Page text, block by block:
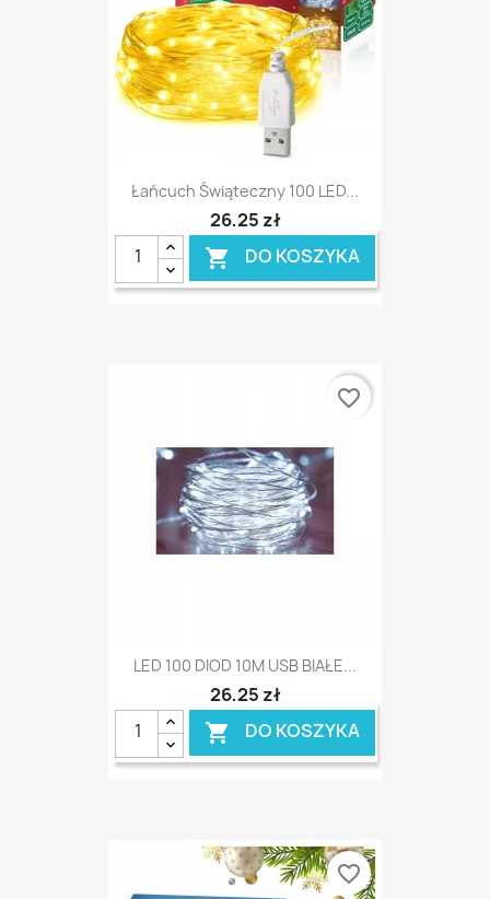
Łańcuch Świąteczny 100 LED...
26,25 zł
 DO KOSZYKA
LED 100 DIOD 10M USB BIAŁE...
26,25 zł
 DO KOSZYKA
favorite_border
favorite_border